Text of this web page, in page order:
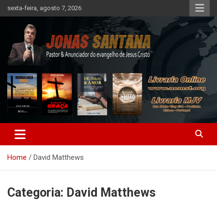
to
sexta-feira, agosto 7, 2026
AEMSF – Levando a Palavra
Home David Matthews
Categoria: David Matthews